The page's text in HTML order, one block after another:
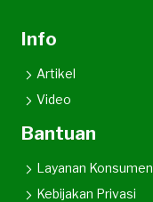
Info
Artikel
Video
Bantuan
Layanan Konsumen
Kebijakan Privasi